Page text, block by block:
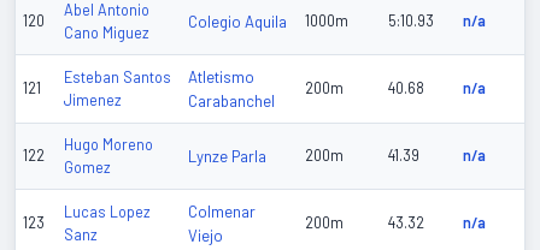
120
Abel Antonio
Cano Miguez
Colegio Aquila 1000m 5:10.93 n/a
121
Esteban Santos
Jimenez
Atletismo
Carabanchel
200m 40.68 n/a
122
Hugo Moreno
Gomez
Lynze Parla 200m 41.39 n/a
123
Lucas Lopez
Sanz
Colmenar
Viejo
200m 43.32 n/a